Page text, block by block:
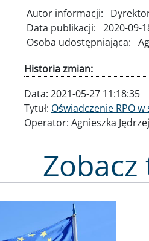
Autor informacji:
Data publikacji: 2020-09-
Osoba udostępniająca:
Historia zmian:
Data: 2021-05-27 11:18:35
Tytuł: Oświadczenie RPO
Operator: Agnieszka
Zobacz